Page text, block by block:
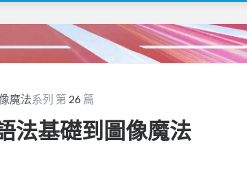
魔法系列 第 26 篇
法基礎到圖像魔法